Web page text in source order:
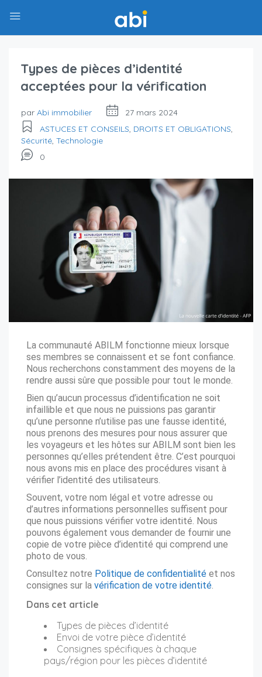
Types de pièces d’identité
acceptées pour la vérification
par Abi immobilier
27 mars 2024
ASTUCES ET CONSEILS, DROITS ET OBLIGATIONS,
Sécurité, Technologie
0
La communauté ABILM fonctionne mieux lorsque
ses membres se connaissent et se font confiance.
Nous recherchons constamment des moyens de la
rendre aussi sûre que possible pour tout le monde.
Bien qu’aucun processus d’identification ne soit
infaillible et que nous ne puissions pas garantir
qu’une personne n’utilise pas une fausse identité,
nous prenons des mesures pour nous assurer que
les voyageurs et les hôtes sur ABILM sont bien les
personnes qu’elles prétendent être. C’est pourquoi
nous avons mis en place des procédures visant à
vérifier l’identité des utilisateurs.
Souvent, votre nom légal et votre adresse ou
d’autres informations personnelles suffisent pour
que nous puissions vérifier votre identité. Nous
pouvons également vous demander de fournir une
copie de votre pièce d’identité qui comprend une
photo de vous.
Consultez notre Politique de confidentialité et nos
consignes sur la vérification de votre identité.
Dans cet article
Types de pièces d’identité
Envoi de votre pièce d’identité
Consignes spécifiques à chaque
pays/région pour les pièces d’identité